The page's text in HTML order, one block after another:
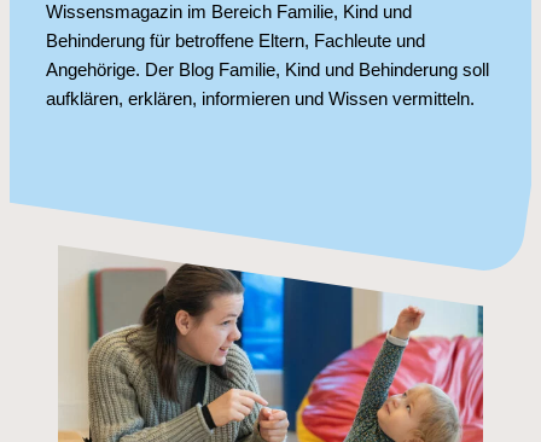
Wissensmagazin im Bereich Familie, Kind und
Behinderung für betroffene Eltern, Fachleute und
Angehörige. Der Blog Familie, Kind und Behinderung soll
aufklären, erklären, informieren und Wissen vermitteln.